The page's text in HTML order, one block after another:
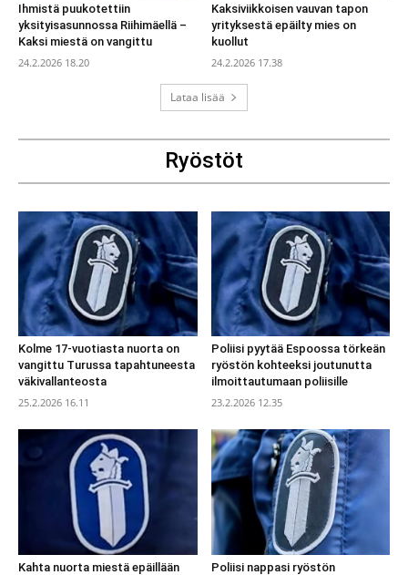
Ihmistä puukotettiin
yksityisasunnossa Riihimäellä –
Kaksi miestä on vangittu
24.2.2026 18.20
Kaksiviikkoisen vauvan tapon
yrityksestä epäilty mies on
kuollut
24.2.2026 17.38
Lataa lisää
Ryöstöt
Kolme 17-vuotiasta nuorta on
vangittu Turussa tapahtuneesta
väkivallanteosta
25.2.2026 16.11
Poliisi pyytää Espoossa törkeän
ryöstön kohteeksi joutunutta
ilmoittautumaan poliisille
23.2.2026 12.35
Kahta nuorta miestä epäillään
Poliisi nappasi ryöstön